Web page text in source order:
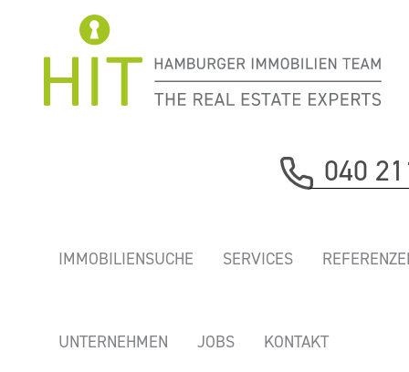
040
IMMOBILIENSUCHE SERVICES
UNTERNEHMEN JOBS KONTAKT
„COLUMBUS
TRAUMBÜRO IN